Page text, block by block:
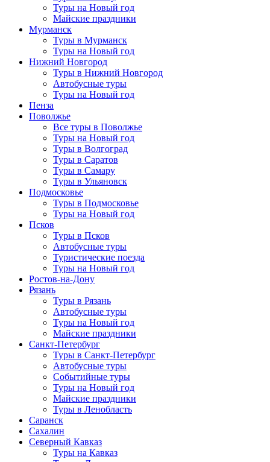
Туры на Новый год
Майские праздники
Мурманск
Туры в Мурманск
Туры на Новый год
Нижний Новгород
Туры в Нижний Новгород
Автобусные туры
Туры на Новый год
Пенза
Поволжье
Все туры в Поволжье
Туры на Новый год
Туры в Волгоград
Туры в Саратов
Туры в Самару
Туры в Ульяновск
Подмосковье
Туры в Подмосковье
Туры на Новый год
Псков
Туры в Псков
Автобусные туры
Туристические поезда
Туры на Новый год
Ростов-на-Дону
Рязань
Туры в Рязань
Автобусные туры
Туры на Новый год
Майские праздники
Санкт-Петербург
Туры в Санкт-Петербург
Автобусные туры
Событийные туры
Туры на Новый год
Майские праздники
Туры в Ленобласть
Саранск
Сахалин
Северный Кавказ
Туры на Кавказ